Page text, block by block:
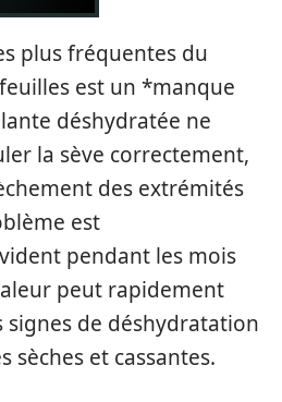
plus fréquentes du
est un *manque
déshydratée ne
la sève correctement,
des extrémités
est
pendant les mois
peut rapidement
signes de déshydratation
sèches et cassantes.